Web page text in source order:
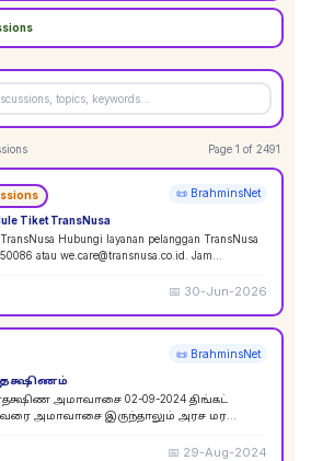
Page 1 of 2491
📜 BrahminsNet
Tiket TransNusa
TransNusa Hubungi layanan pelanggan TransNusa
atau we.care@transnusa.co.id. Jam
📅 30-Jun-2026
📜 BrahminsNet
அமாவாசை இருந்தாலும் அரச மர
📅 29-Aug-2024